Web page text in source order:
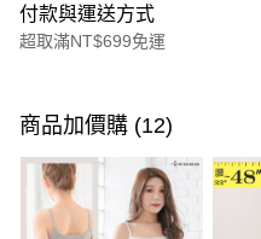
付款與運送方式
超取滿NT$699免運
信用卡一次付款
超商取貨付款
LINE Pay
商品加價購 (12)